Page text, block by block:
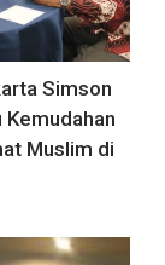
Simson
Muslim di